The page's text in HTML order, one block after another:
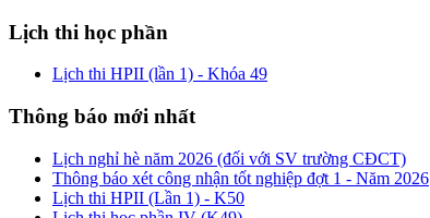
Lịch thi học phần
Lịch thi HPII (lần 1) - Khóa 49
Thông báo mới nhất
Lịch nghỉ hè năm 2026 (đối với SV trường CĐCT)
Thông báo xét công nhận tốt nghiệp đợt 1 - Năm 2026
Lịch thi HPII (Lần 1) - K50